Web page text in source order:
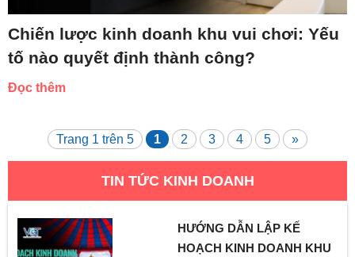
Chiến lược kinh doanh khu vui chơi: Yếu
tố nào quyết định thành công?
Đọc thêm
Trang 1 trên 5 1 2 3 4 5 »
TIN TỨC KINH DOANH
HƯỚNG DẪN LẬP KẾ
HOẠCH KINH DOANH KHU